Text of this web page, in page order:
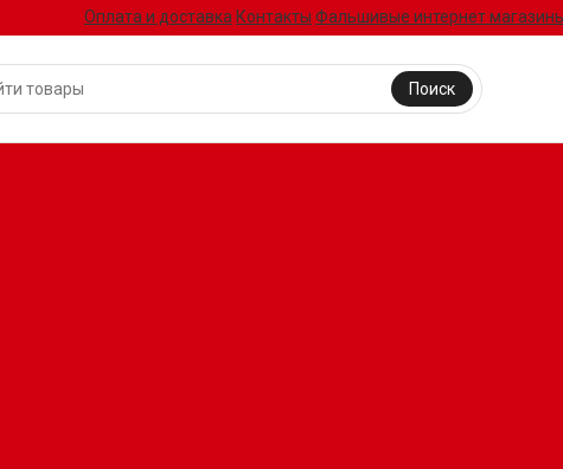
Оплата и доставка Контакты Фальшивые интернет
Поиск